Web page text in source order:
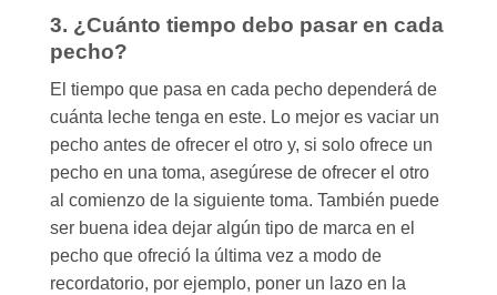
3. ¿Cuánto tiempo debo pasar en cada
pecho?
El tiempo que pasa en cada pecho dependerá de
cuánta leche tenga en este. Lo mejor es vaciar un
pecho antes de ofrecer el otro y, si solo ofrece un
pecho en una toma, asegúrese de ofrecer el otro
al comienzo de la siguiente toma. También puede
ser buena idea dejar algún tipo de marca en el
pecho que ofreció la última vez a modo de
recordatorio, por ejemplo, poner un lazo en la